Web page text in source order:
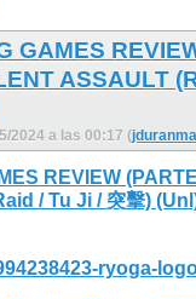
GAMES
ASSAULT
2024 a las 00:17 (
REVIEW
/ Tu Ji / 突擊)
ryoga-